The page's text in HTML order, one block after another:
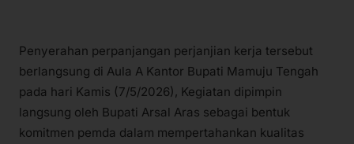
Penyerahan perpanjangan perjanjian kerja tersebut
berlangsung di Aula A Kantor Bupati Mamuju Tengah
pada hari Kamis (7/5/2026), Kegiatan dipimpin
langsung oleh Bupati Arsal Aras sebagai bentuk
komitmen pemda dalam mempertahankan kualitas